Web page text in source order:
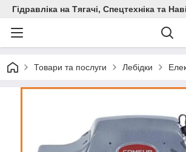
Гідравліка на Тягачі, Спецтехніка та
Товари та послуги Лебідки